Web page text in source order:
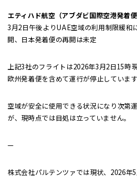
エティハド航空（アブダビ国際空港発着便
3月2日午後よりUAE空域の利用制限緩和
開、日本発着便の再開は未定
上記3社のフライトは2026年3月2日15時
欧州発着便を含めて運行が停止しています
空域が安全に使用できる状況になり次第
が、現時点では目処は立っていません。
—
株式会社パルテンツァでは現状、2026年